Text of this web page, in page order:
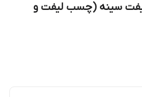
سینه (چسب لیفت و